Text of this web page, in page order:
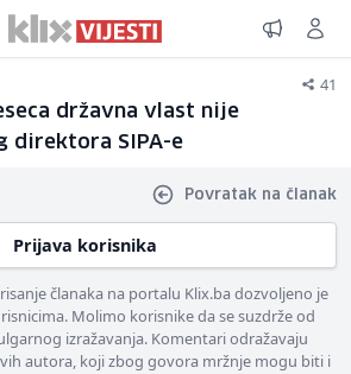
41
državna vlast nije
direktora SIPA-e
Povratak na članak
Prijava korisnika
članaka na portalu Klix.ba dozvoljeno je
Molimo korisnike da se suzdrže od
izražavanja. Komentari odražavaju
autora, koji zbog govora mržnje mogu biti i